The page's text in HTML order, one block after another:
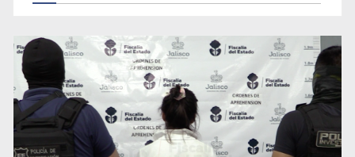
Critican inoperancia de la ASEJ para recuperar fondos
públicos